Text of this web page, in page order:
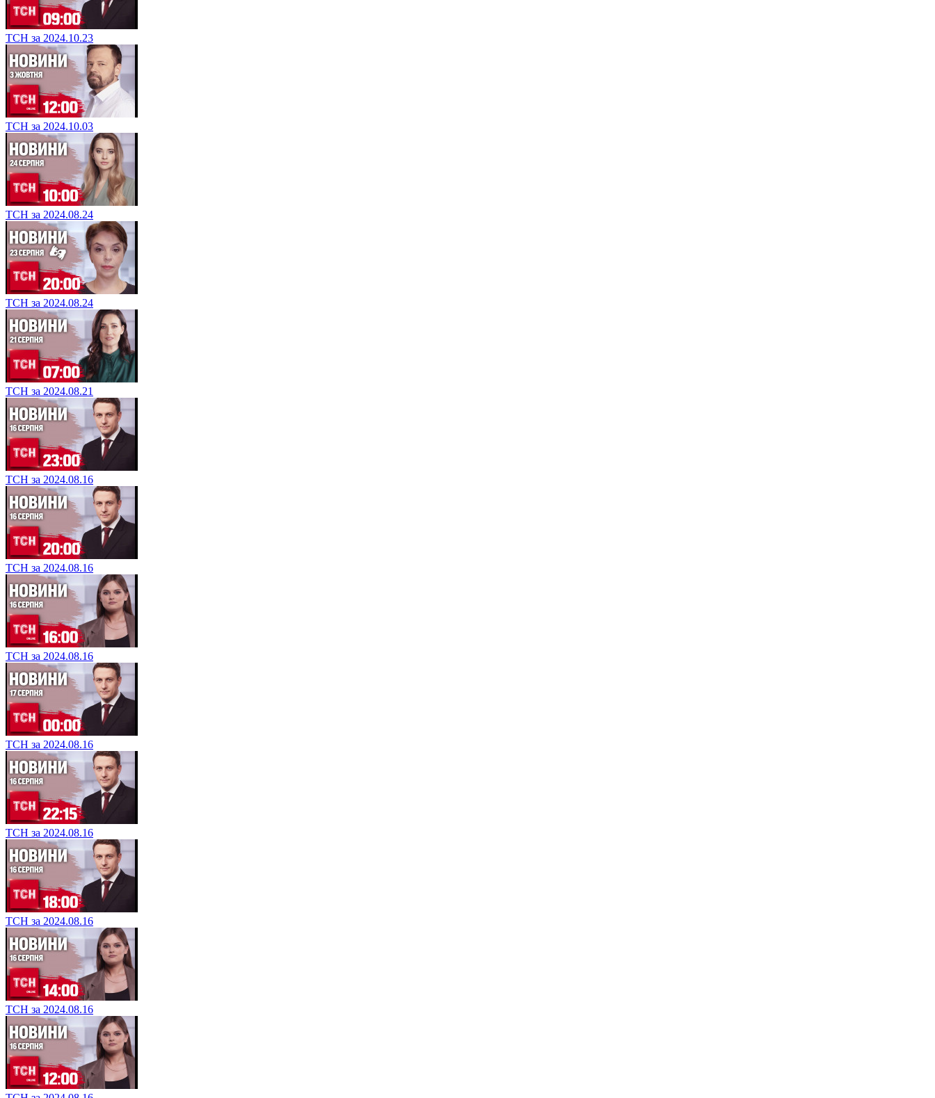
ТСН за 2024.10.23
ТСН за 2024.10.03
ТСН за 2024.08.24
ТСН за 2024.08.24
ТСН за 2024.08.21
ТСН за 2024.08.16
ТСН за 2024.08.16
ТСН за 2024.08.16
ТСН за 2024.08.16
ТСН за 2024.08.16
ТСН за 2024.08.16
ТСН за 2024.08.16